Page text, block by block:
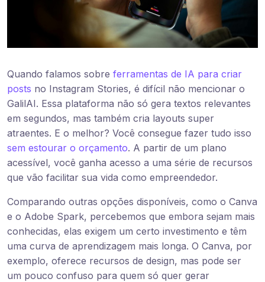
Quando falamos sobre ferramentas de IA para criar
posts no Instagram Stories, é difícil não mencionar o
GalilAI. Essa plataforma não só gera textos relevantes
em segundos, mas também cria layouts super
atraentes. E o melhor? Você consegue fazer tudo isso
sem estourar o orçamento. A partir de um plano
acessível, você ganha acesso a uma série de recursos
que vão facilitar sua vida como empreendedor.
Comparando outras opções disponíveis, como o Canva
e o Adobe Spark, percebemos que embora sejam mais
conhecidas, elas exigem um certo investimento e têm
uma curva de aprendizagem mais longa. O Canva, por
exemplo, oferece recursos de design, mas pode ser
um pouco confuso para quem só quer gerar